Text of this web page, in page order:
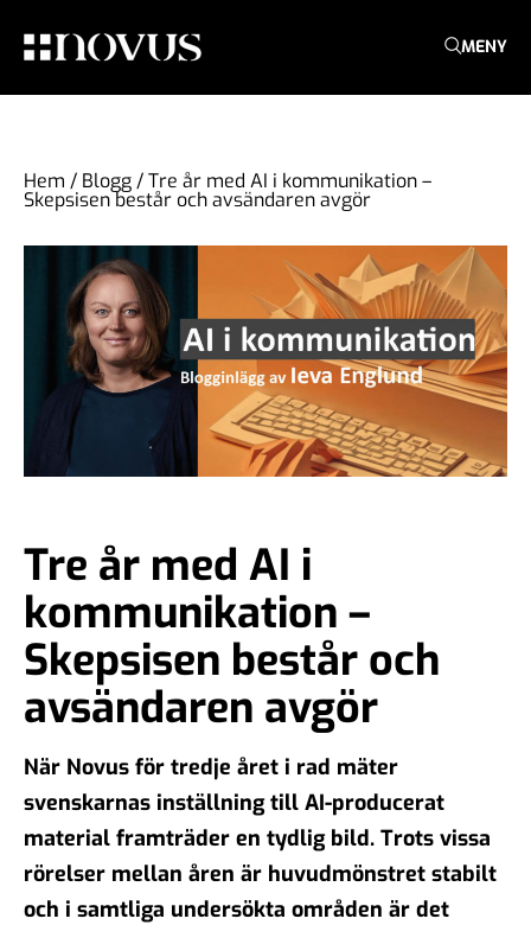
MENY
Hem / Blogg/Tre år med AI i kommunikation –
Skepsisen består och avsändaren avgör
Tre år med AI i
kommunikation –
Skepsisen består och
avsändaren avgör
När Novus för tredje året i rad mäter
svenskarnas inställning till AI-producerat
material framträder en tydlig bild. Trots vissa
rörelser mellan åren är huvudmönstret stabilt
och i samtliga undersökta områden är det